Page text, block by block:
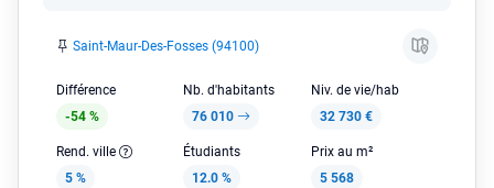
Saint-Maur-Des-Fosses (94100)
Différence
-54 %
Nb. d'habitants
76 010
Niv. de vie/hab
32 730 €
Rend. ville
5 %
Étudiants
12.0 %
Prix au m²
5 568